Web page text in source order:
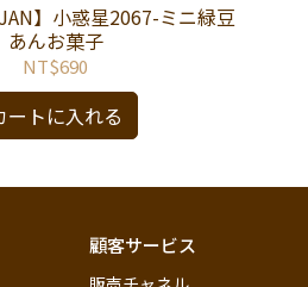
】小惑星2067-ミニ緑豆
あんお菓子
NT$690
ートに入れる
顧客サービス